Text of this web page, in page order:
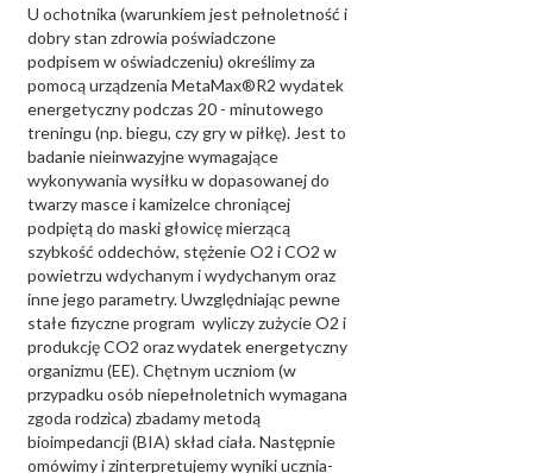
U ochotnika (warunkiem jest pełnoletność i
dobry stan zdrowia poświadczone
podpisem w oświadczeniu) określimy za
pomocą urządzenia MetaMax®R2 wydatek
energetyczny podczas 20 - minutowego
treningu (np. biegu, czy gry w piłkę). Jest to
badanie nieinwazyjne wymagające
wykonywania wysiłku w dopasowanej do
twarzy masce i kamizelce chroniącej
podpiętą do maski głowicę mierzącą
szybkość oddechów, stężenie O2 i CO2 w
powietrzu wdychanym i wydychanym oraz
inne jego parametry. Uwzględniając pewne
stałe fizyczne program wyliczy zużycie O2 i
produkcję CO2 oraz wydatek energetyczny
organizmu (EE). Chętnym uczniom (w
przypadku osób niepełnoletnich wymagana
zgoda rodzica) zbadamy metodą
bioimpedancji (BIA) skład ciała. Następnie
omówimy i zinterpretujemy wyniki ucznia-